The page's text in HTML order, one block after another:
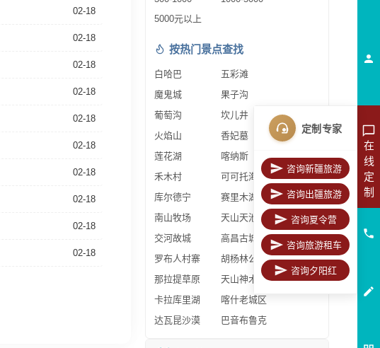
02-18
02-18
02-18
02-18
02-18
02-18
02-18
02-18
02-18
02-18
5000元以上
按热门景点查找
白哈巴
五彩滩
魔鬼城
果子沟
葡萄沟
坎儿井
火焰山
香妃墓
莲花湖
喀纳斯
禾木村
可可托海
库尔德宁
赛里木湖
南山牧场
天山天池
交河故城
高昌古城
罗布人村寨
胡杨林公园
那拉提草原
天山神木园
卡拉库里湖
喀什老城区
达瓦昆沙漠
巴音布鲁克
在
线
定
制
定制专家
咨询新疆旅游
咨询出疆旅游
咨询夏令营
咨询旅游租车
咨询夕阳红